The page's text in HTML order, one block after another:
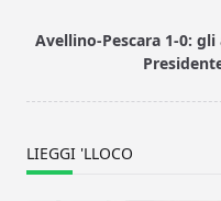
reader-
text">Page</span>
Avellino-Pescara 1-0:
LIEGGI 'LLOCO